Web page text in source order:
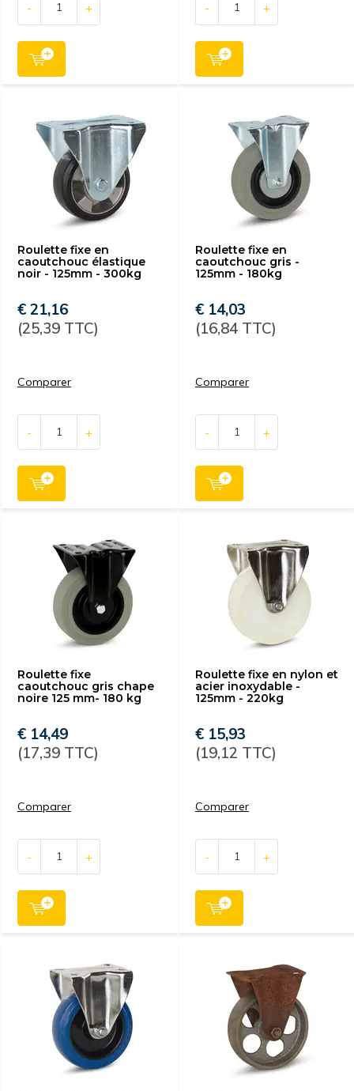
- + - +
Roulette fixe en
caoutchouc élastique
noir - 125mm - 300kg
€ 21,16
(25,39 TTC)
Comparer
- +
Roulette fixe en
caoutchouc gris -
125mm - 180kg
€ 14,03
(16,84 TTC)
Comparer
- +
Roulette fixe
caoutchouc gris chape
noire 125 mm- 180 kg
€ 14,49
(17,39 TTC)
Comparer
- +
Roulette fixe en nylon et
acier inoxydable -
125mm - 220kg
€ 15,93
(19,12 TTC)
Comparer
- +